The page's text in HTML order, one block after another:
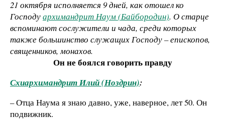
21 октября исполняется 9 дней, как отошел ко
Господуархимандрит Наум (Байбородин). О старце
вспоминают сослужители и чада, среди которых
также большинство служащих Господу – епископов,
священников, монахов.
Он не боялся говорить правду
Схиархимандрит Илий (Ноздрин):
– Отца Наума я знаю давно, уже, наверное, лет 50. Он
подвижник.